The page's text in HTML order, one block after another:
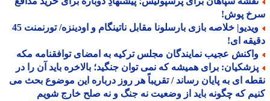
پوش!
ویدیو| خلاصه بازی بارسلونا مقابل ناتینگام و اودینزه/ تورنمنت 45
ای!
عجیب نمایندگان مجلس ترکیه به امضای توافقنامه مکه
برای همیشه که نمی توان جنگید؛ بالاخره باید آن را در
ای به پایان رساند / تقریباً هر روز درباره این موضوع بحث می
که چگونه باید از وضعیت نه جنگ و نه صلح خارج شویم